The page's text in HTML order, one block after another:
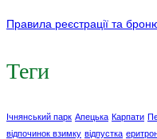
Правила реєстрації та
Теги
Ічнянський парк Апецька Карпати
відпочинок взимку відпустка